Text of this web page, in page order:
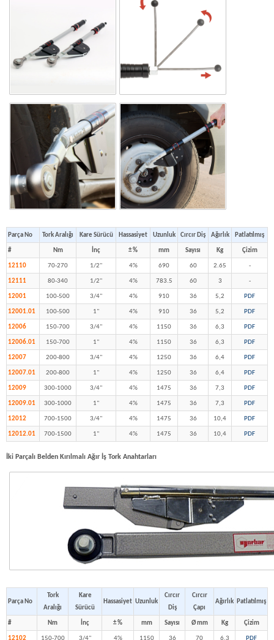
Parça No Tork Aralığı Kare Sürücü Hassasiyet Uzunluk Cırcır Diş Ağırlık Patlatılmış
# Nm İnç ± % mm Sayısı Kg Çizim
12110 70-270 1/2'' 4% 690 60 2.65 -
12111 80-340 1/2'' 4% 783.5 60 3 -
12001 100-500 3/4" 4% 910 36 5,2 PDF
12001.01 100-500 1" 4% 910 36 5,2 PDF
12006 150-700 3/4" 4% 1150 36 6,3 PDF
12006.01 150-700 1" 4% 1150 36 6,3 PDF
12007 200-800 3/4" 4% 1250 36 6,4 PDF
12007.01 200-800 1" 4% 1250 36 6,4 PDF
12009 300-1000 3/4" 4% 1475 36 7,3 PDF
12009.01 300-1000 1" 4% 1475 36 7,3 PDF
12012 700-1500 3/4" 4% 1475 36 10,4 PDF
12012.01 700-1500 1" 4% 1475 36 10,4 PDF
İki Parçalı Belden Kırılmalı Ağır İş Tork Anahtarları
Parça No
Tork
Aralığı
Kare
Sürücü
Hassasiyet Uzunluk
Cırcır
Diş
Cırcır
Çapı
Ağırlık Patlatılmış
# Nm İnç ± % mm Sayısı Ø mm Kg Çizim
12102 150-700 3/4" 4% 1150 36 70 6,3 PDF